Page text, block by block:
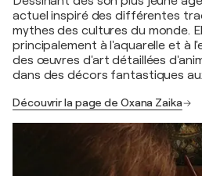
actuel inspiré des différentes
mythes des cultures du monde.
principalement à l'aquarelle et à
des œuvres d'art détaillées
dans des décors fantastiques
Découvrir la page de Oxana Zaika